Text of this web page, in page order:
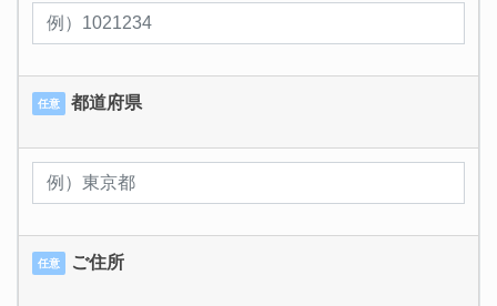
任意 都道府県
任意 ご住所